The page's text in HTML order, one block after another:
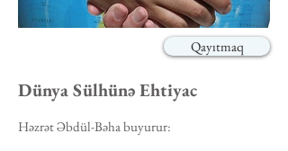
Qayıtmaq
Dünya Sülhünə Ehtiyac
Hәzrәt Әbdül-Bәha buyurur: